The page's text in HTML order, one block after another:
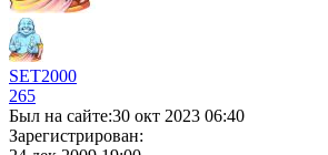
SET2000
265
Был на сайте:30 окт 2023 06:40
Зарегистрирован: